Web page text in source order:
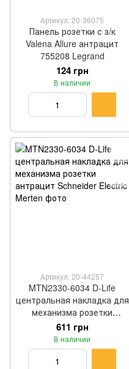
Артикул: 20-36075
Панель розетки с з/к
Valena Allure антрацит
755208 Legrand
124 грн
В наличии
Артикул: 20-44257
MTN2330-6034 D-Life
центральная накладка для
механизма розетки
антрацит Schneider Electric
Merten
611 грн
В наличии